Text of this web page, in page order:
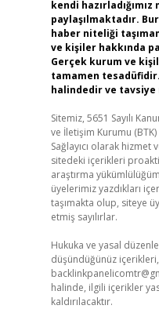
kendi
paylaşılmaktadır.
haber niteliği
ve kişiler hakkında
Gerçek kurum ve
tamamen
halindedir ve
Sitemiz, 5651 Sayılı
ve İletişim Kurumu
Sağlayıcı olarak
sitedeki içerikleri
araştırma
üyelerimiz yazdıkları
taşımakta olup, siteye
etmiş sayılırlar.
Hukuka ve yasal
düşündüğünüz içerikleri,
halinde, ilgili içerikler
kaldırılacaktır.